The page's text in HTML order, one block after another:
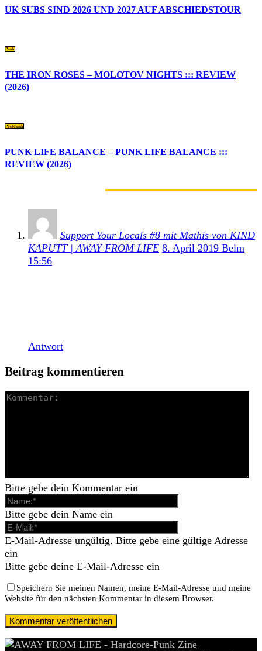
UK SUBS SIND 2026 UND 2027 AUF ABSCHIEDSTOUR
Punk
THE IRON ROSES – MOLOTOV NIGHTS ::: REVIEW
(2026)
Post-Punk
PUNK LIFE BALANCE – PUNK LIFE BALANCE :::
REVIEW (2026)
Support Your Locals #8 mit Mathis von KIND
KAPUTT | AWAY FROM LIFE 8. April 2019 Beim
15:56
Antwort
Beitrag kommentieren
Bitte gebe dein Kommentar ein
Bitte gebe dein Name ein
E-Mail-Adresse ungültig. Bitte gebe eine gültige Adresse
ein
Bitte gebe deine E-Mail-Adresse ein
Speichern Sie meinen Namen, meine E-Mail-Adresse und meine
Website für den nächsten Kommentar in diesem Browser.